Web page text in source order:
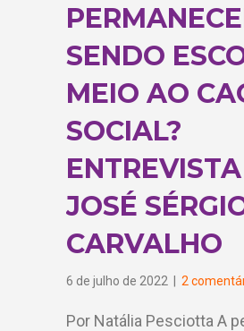
SENDO
MEIO AO
SOCIAL?
JOSÉ
CARVALHO
6 de julho de 2022 | 2
Por Natália Pesciotta A